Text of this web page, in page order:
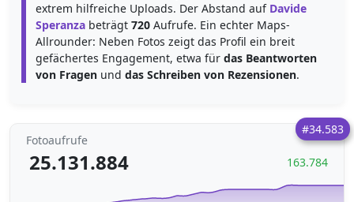
extrem hilfreiche Uploads. Der Abstand auf Davide
Speranza beträgt 720 Aufrufe. Ein echter Maps-
Allrounder: Neben Fotos zeigt das Profil ein breit
gefächertes Engagement, etwa für das Beantworten
von Fragen und das Schreiben von Rezensionen.
#34.583
Fotoaufrufe
25.131.884 163.784